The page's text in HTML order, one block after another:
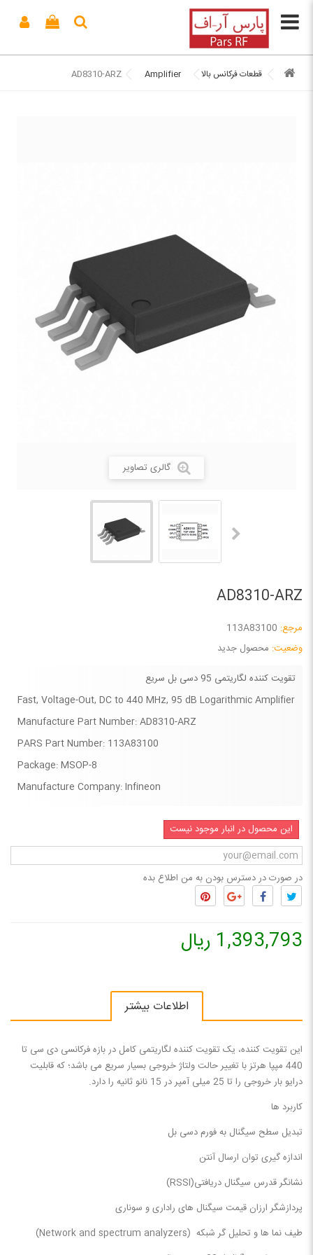
قطعات فرکانس بالا Amplifier
AD8310-ARZ
گالری تصاویر
AD8310-ARZ
مرجع: 113A83100
وضعیت: محصول جدید
تقویت کننده لگاریتمی 95 دسی بل سریع
Fast, Voltage-Out, DC to 440 MHz, 95 dB Logarithmic Amplifier
Manufacture Part Number: AD8310-ARZ
PARS Part Number: 113A83100
Package:MSOP-8
Manufacture Company: Infineon
این محصول در انبار موجود نیست
در صورت در دسترس بودن به من اطلاع بده
1,393,793 ریال
اطلاعات بیشتر
این تقویت کننده، یک تقویت کننده لگاریتمی کامل در بازه فرکانسی دی سی تا
440 مپپا هرتز با تغییر حالت ولتاژ خروجی بسیار سریع می باشد؛ که قابلیت
درایو بار خروجی را تا 25 میلی آمپر در 15 نانو ثانیه را دارد.
کاربرد ها
تبدیل سطح سیگنال به فورم دسی بل
اندازه گیری توان ارسال آنتن
نشانگر قدرس سیگنال دریافتی(RSSI)
پردازشگر ارزان قیمت سیگنال های راداری و سوناری
طیف نما ها و تحلیل گر شبکه (Network and spectrum analyzers)